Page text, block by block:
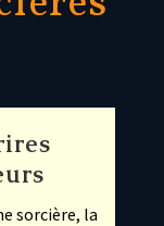
sorcière, la